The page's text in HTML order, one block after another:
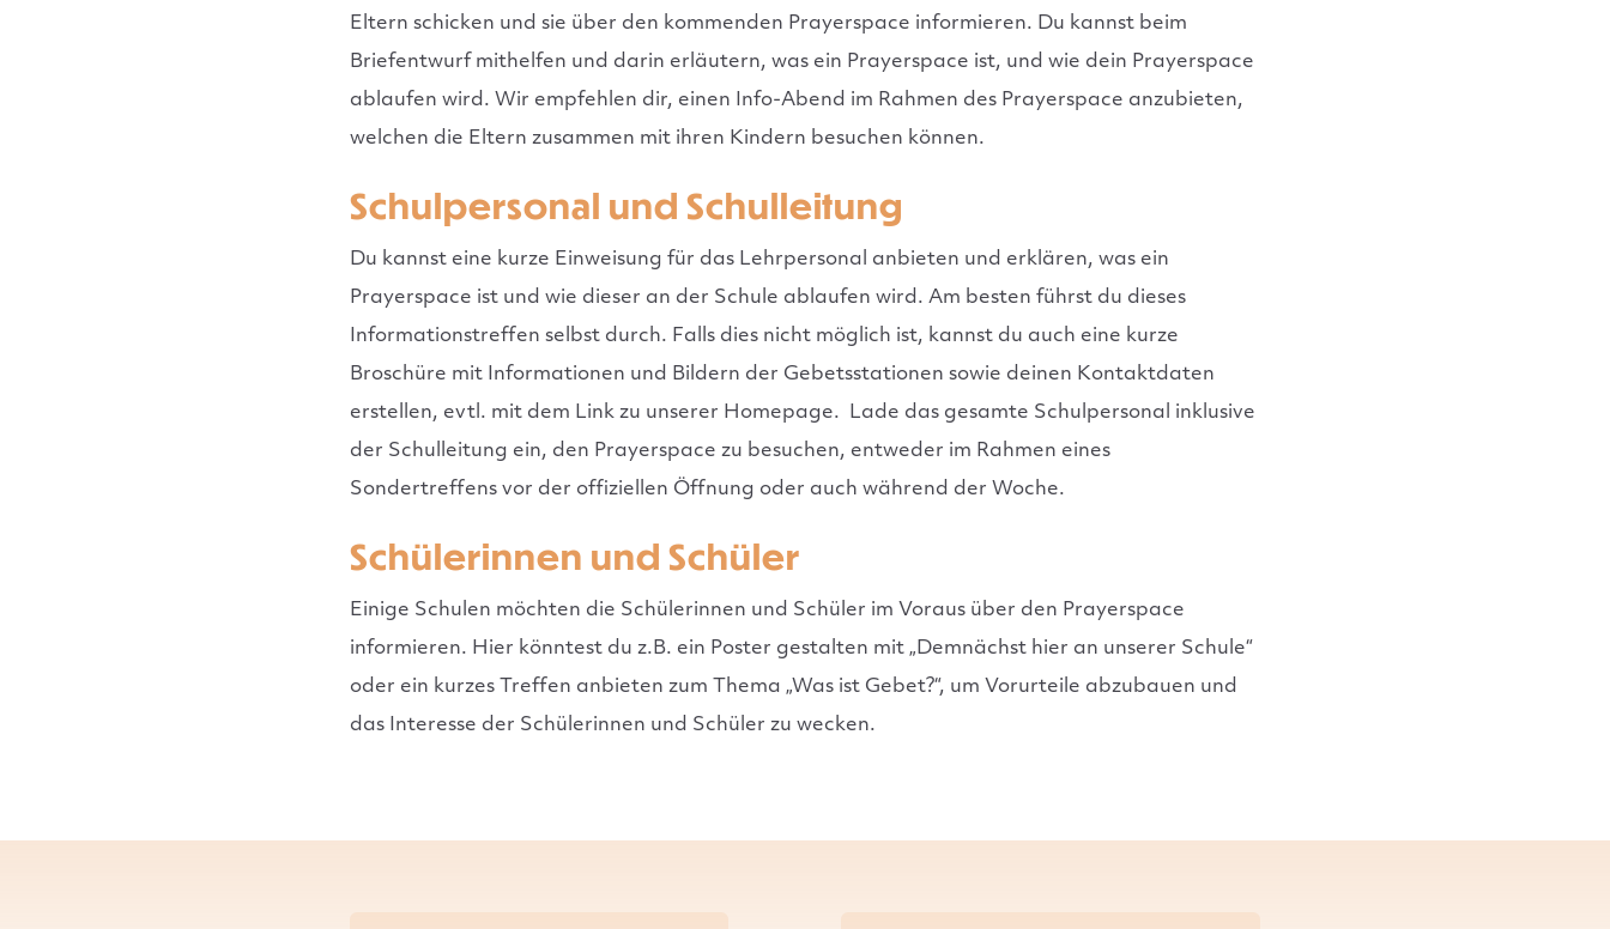
Eltern schicken und sie über den kommenden Prayerspace informieren. Du kannst beim
Briefentwurf mithelfen und darin erläutern, was ein Prayerspace ist, und wie dein Prayerspace
ablaufen wird. Wir empfehlen dir, einen Info-Abend im Rahmen des Prayerspace anzubieten,
welchen die Eltern zusammen mit ihren Kindern besuchen können.
Schulpersonal und Schulleitung
Du kannst eine kurze Einweisung für das Lehrpersonal anbieten und erklären, was ein
Prayerspace ist und wie dieser an der Schule ablaufen wird. Am besten führst du dieses
Informationstreffen selbst durch. Falls dies nicht möglich ist, kannst du auch eine kurze
Broschüre mit Informationen und Bildern der Gebetsstationen sowie deinen Kontaktdaten
erstellen, evtl. mit dem Link zu unserer Homepage.
Lade das gesamte Schulpersonal inklusive
der Schulleitung ein, den Prayerspace zu besuchen, entweder im Rahmen eines
Sondertreffens vor der offiziellen Öffnung oder auch während der Woche.
Schülerinnen und Schüler
Einige Schulen möchten die Schülerinnen und Schüler im Voraus über den Prayerspace
informieren. Hier könntest du z.B. ein Poster gestalten mit „Demnächst hier an unserer Schule“
oder ein kurzes Treffen anbieten zum Thema „Was ist Gebet?“, um Vorurteile abzubauen und
das Interesse der Schülerinnen und Schüler zu wecken.